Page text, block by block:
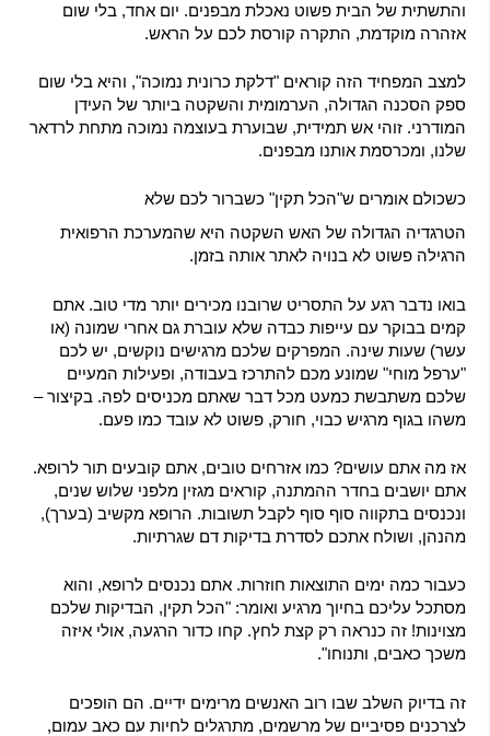
והתשתית של הבית פשוט נאכלת מבפנים. יום אחד, בלי שום
אזהרה מוקדמת, התקרה קורסת לכם על הראש.
למצב המפחיד הזה קוראים "דלקת כרונית נמוכה", והיא בלי שום
ספק הסכנה הגדולה, הערמומית והשקטה ביותר של העידן
המודרני. זוהי אש תמידית, שבוערת בעוצמה נמוכה מתחת לרדאר
שלנו, ומכרסמת אותנו מבפנים.
כשכולם אומרים ש"הכל תקין" כשברור לכם שלא
הטרגדיה הגדולה של האש השקטה היא שהמערכת הרפואית
הרגילה פשוט לא בנויה לאתר אותה בזמן.
בואו נדבר רגע על התסריט שרובנו מכירים יותר מדי טוב. אתם
קמים בבוקר עם עייפות כבדה שלא עוברת גם אחרי שמונה (או
עשר) שעות שינה. המפרקים שלכם מרגישים נוקשים, יש לכם
"ערפל מוחי" שמונע מכם להתרכז בעבודה, ופעילות המעיים
שלכם משתבשת כמעט מכל דבר שאתם מכניסים לפה. בקיצור –
משהו בגוף מרגיש כבוי, חורק, פשוט לא עובד כמו פעם.
אז מה אתם עושים? כמו אזרחים טובים, אתם קובעים תור לרופא.
אתם יושבים בחדר ההמתנה, קוראים מגזין מלפני שלוש שנים,
ונכנסים בתקווה סוף סוף לקבל תשובות. הרופא מקשיב (בערך),
מהנהן, ושולח אתכם לסדרת בדיקות דם שגרתיות.
כעבור כמה ימים התוצאות חוזרות. אתם נכנסים לרופא, והוא
מסתכל עליכם בחיוך מרגיע ואומר: "הכל תקין, הבדיקות שלכם
מצוינות! זה כנראה רק קצת לחץ. קחו כדור הרגעה, אולי איזה
משכך כאבים, ותנוחו".
זה בדיוק השלב שבו רוב האנשים מרימים ידיים. הם הופכים
לצרכנים פסיביים של מרשמים, מתרגלים לחיות עם כאב עמום,